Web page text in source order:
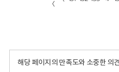
〈
해당 페이지의 만족도와 소중한 의